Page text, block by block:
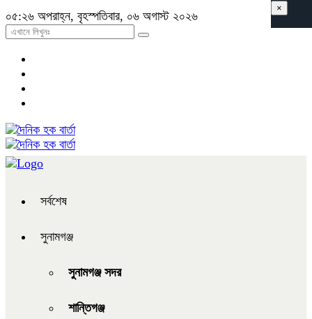
০৫:২৬ অপরাহ্ন, বৃহস্পতিবার, ০৬ অগাস্ট ২০২৬
সর্বশেষ
সুনামগঞ্জ
সুনামগঞ্জ সদর
শান্তিগঞ্জ
×